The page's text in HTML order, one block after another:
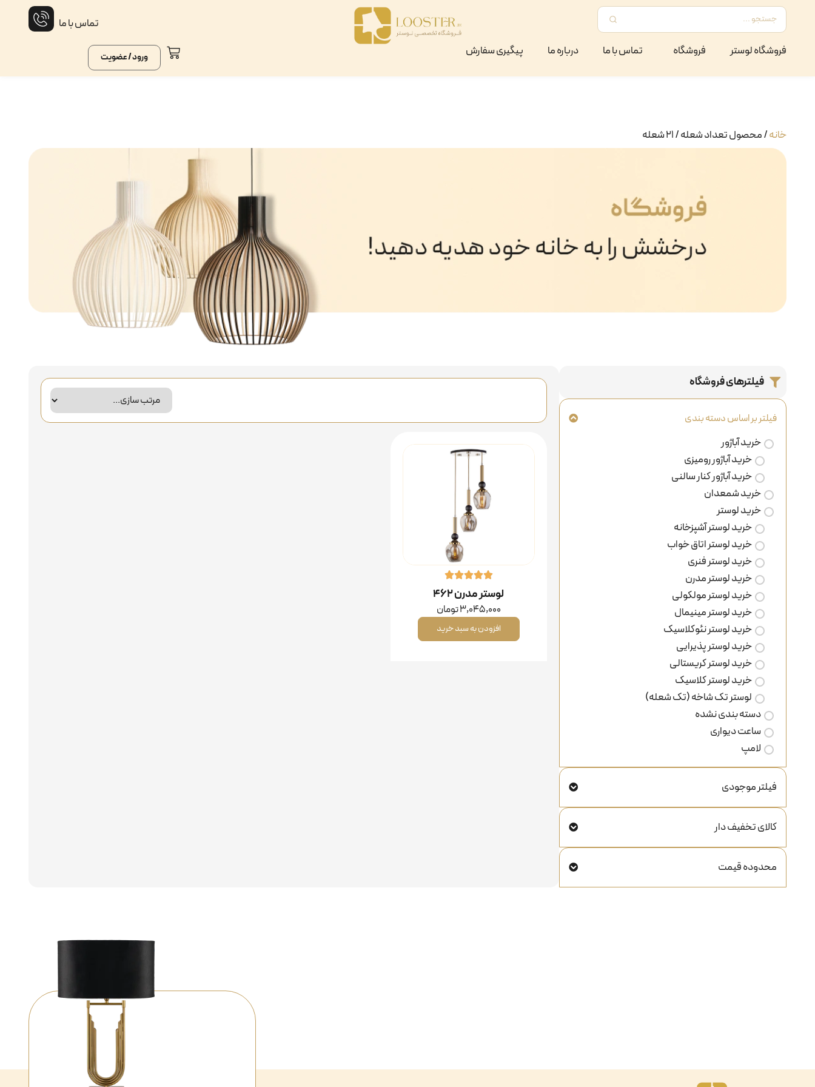
تماس با ما
فروشگاه لوستر
فروشگاه تماس با ما درباره ما پیگیری سفارش ورود / عضویت
خانه/محصول تعداد شعله/21 شعله
فیلترهای فروشگاه
فیلتر بر اساس دسته بندی
خرید آباژور
خرید آباژور رومیزی
خرید آباژور کنار سالنی
خرید شمعدان
خرید لوستر
خرید لوستر آشپزخانه
خرید لوستر اتاق خواب
خرید لوستر فنری
خرید لوستر مدرن
خرید لوستر مولکولی
خرید لوستر مینیمال
خرید لوستر نئوکلاسیک
خرید لوستر پذیرایی
خرید لوستر کریستالی
خرید لوستر کلاسیک
لوستر تک شاخه (تک شعله)
دسته بندی نشده
ساعت دیواری
لامپ
فیلتر موجودی
کالای تخفیف دار
محدوده قیمت
لوستر مدرن ۴۶۲
3,045,000تومان
افزودن به سبد خرید